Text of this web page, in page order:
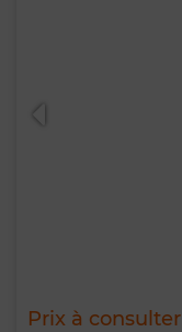
Prix à consulter